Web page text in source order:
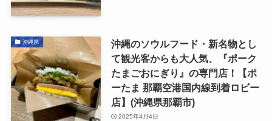
沖縄県
沖縄のソウルフード・新名物とし
て観光客からも大人気、『ポーク
たまごおにぎり』の専門店！【ポ
ーたま 那覇空港国内線到着ロビー
店】(沖縄県那覇市)
2025年4月4日